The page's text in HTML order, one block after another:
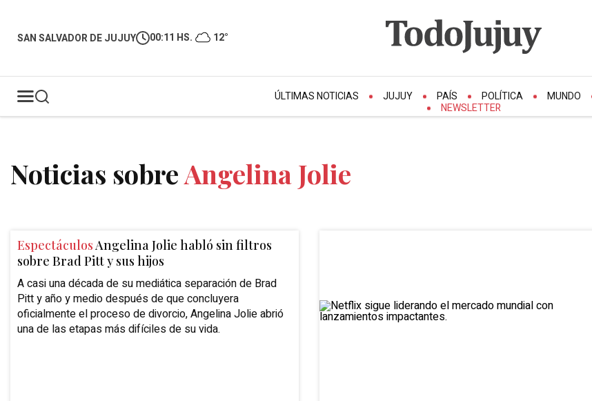
SAN SALVADOR DE JUJUY 00:11 HS. 12°
ÚLTIMAS NOTICIAS JUJUY PAÍS POLÍTICA MUNDO
NEWSLETTER
Noticias sobreAngelina Jolie
EspectáculosAngelina Jolie habló sin filtros
sobre Brad Pitt y sus hijos
A casi una década de su mediática separación de Brad
Pitt y año y medio después de que concluyera
oficialmente el proceso de divorcio, Angelina Jolie abrió
una de las etapas más difíciles de su vida.